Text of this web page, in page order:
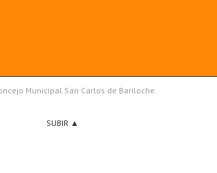
Municipal San Carlos de Bariloche.
SUBIR ▲